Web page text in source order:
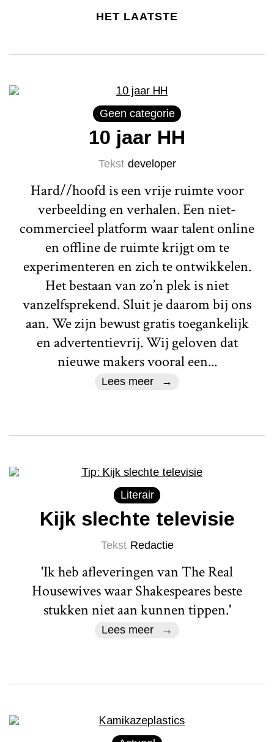
HET LAATSTE
Geen categorie
10 jaar HH
Tekst developer
Hard//hoofd is een vrije ruimte voor
verbeelding en verhalen. Een niet-
commercieel platform waar talent online
en offline de ruimte krijgt om te
experimenteren en zich te ontwikkelen.
Het bestaan van zo’n plek is niet
vanzelfsprekend. Sluit je daarom bij ons
aan. We zijn bewust gratis toegankelijk
en advertentievrij. Wij geloven dat
nieuwe makers vooral een...
Lees meer
Literair
Kijk slechte televisie
Tekst Redactie
'Ik heb afleveringen van The Real
Housewives waar Shakespeares beste
stukken niet aan kunnen tippen.'
Lees meer